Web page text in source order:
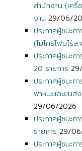
สำนักงาน (เครื่
งาน 29/06/
ประกาศผู้ชนะก
(ไมโครโฟนไร้
ประกาศผู้ชนะก
20 รายการ
ประกาศผู้ชนะก
พาหนะและขนส่
29/06/2026
ประกาศผู้ชนะก
รายการ 29/
ประกาศผู้ชนะก